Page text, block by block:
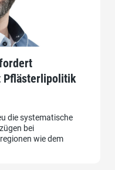
Pflästerlipolitik
die systematische
bei
wie dem